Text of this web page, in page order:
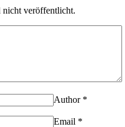
veröffentlicht.
Author *
Email *